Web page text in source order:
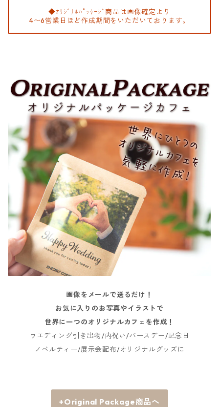
◆ｵﾘｼﾞﾅﾙﾊﾟｯｹｰｼﾞ商品は画像確定より
4〜6営業日ほど作成期間をいただいております。
画像をメールで送るだけ！
お気に入りのお写真やイラストで
世界に一つのオリジナルカフェを作成！
ウエディング引き出物/内祝い/バースデー/記念日
ノベルティー/展示会配布/オリジナルグッズに
+Original Package商品へ